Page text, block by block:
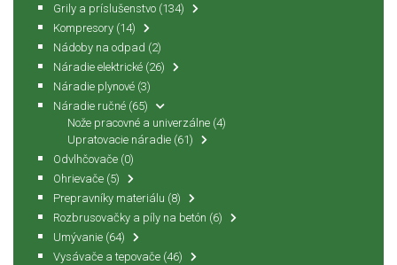
Grily a príslušenstvo (134)
Kompresory (14)
Nádoby na odpad (2)
Náradie elektrické (26)
Náradie plynové (3)
Náradie ručné (65)
Nože pracovné a univerzálne (4)
Upratovacie náradie (61)
Odvlhčovače (0)
Ohrievače (5)
Prepravníky materiálu (8)
Rozbrusovačky a píly na betón (6)
Umývanie (64)
Vysávače a tepovače (46)